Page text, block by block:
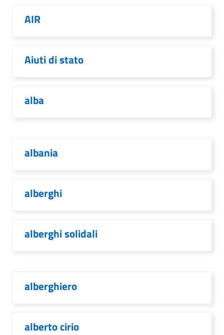
AIR
Aiuti di stato
alba
albania
alberghi
alberghi solidali
alberghiero
alberto cirio